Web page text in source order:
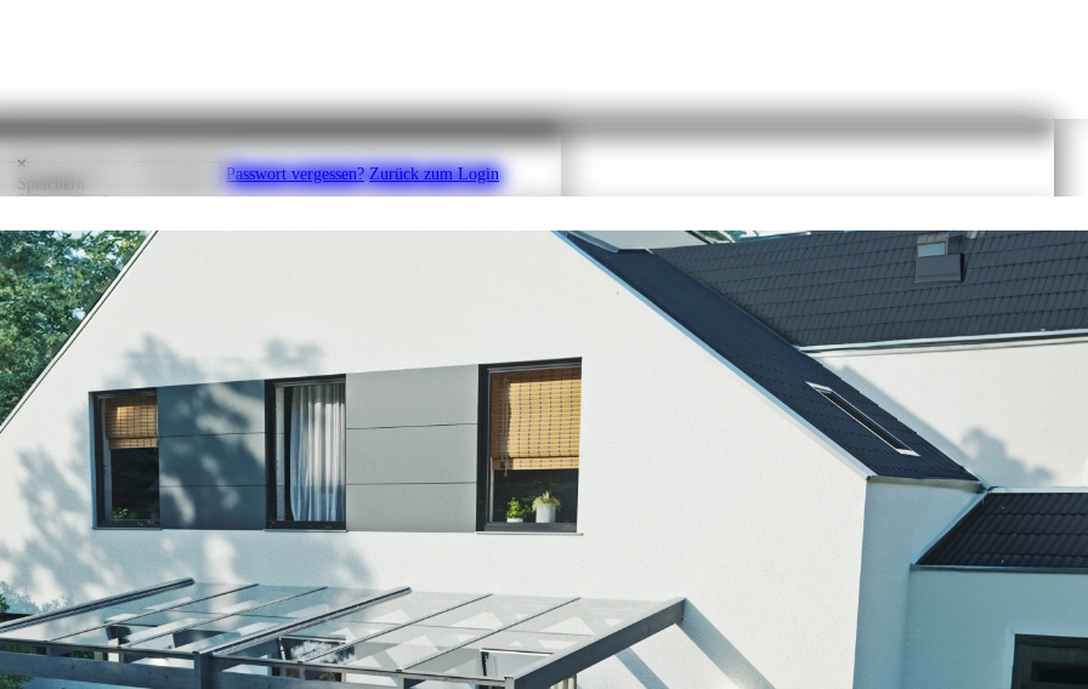
Registrieren Passwort vergessen? Zurück zum Login
können. Bitte geben Sie Ihre E-Mail Adresse an, um für diesen Account das Passwort zurückzusetzen. Sie erhalten eine E-Mail und können über
Konfigurator? Wenn Sie sich einloggen möchten, müssen Sie sich zunächst als Nutzer anmelden. Die Anmeldung ist schnell und kostenfrei. Durch
K123456
Speichern
Gesamtpreis